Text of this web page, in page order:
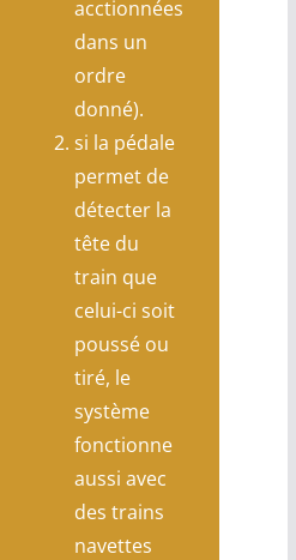
acctionnées
dans un
ordre
donné).
si la pédale
permet de
détecter la
tête du
train que
celui-ci soit
poussé ou
tiré, le
système
fonctionne
aussi avec
des trains
navettes